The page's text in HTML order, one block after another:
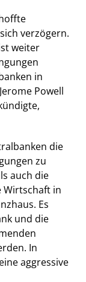
verzögern.
weiter
in
Powell
die
zu
auch die
in
Es
und die
In
aggressive